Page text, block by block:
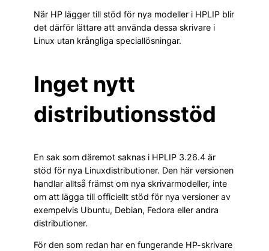
När HP lägger till stöd för nya modeller i HPLIP blir
det därför lättare att använda dessa skrivare i
Linux utan krångliga speciallösningar.
Inget nytt
distributionsstöd
En sak som däremot saknas i HPLIP 3.26.4 är
stöd för nya Linuxdistributioner. Den här versionen
handlar alltså främst om nya skrivarmodeller, inte
om att lägga till officiellt stöd för nya versioner av
exempelvis Ubuntu, Debian, Fedora eller andra
distributioner.
För den som redan har en fungerande HP-skrivare